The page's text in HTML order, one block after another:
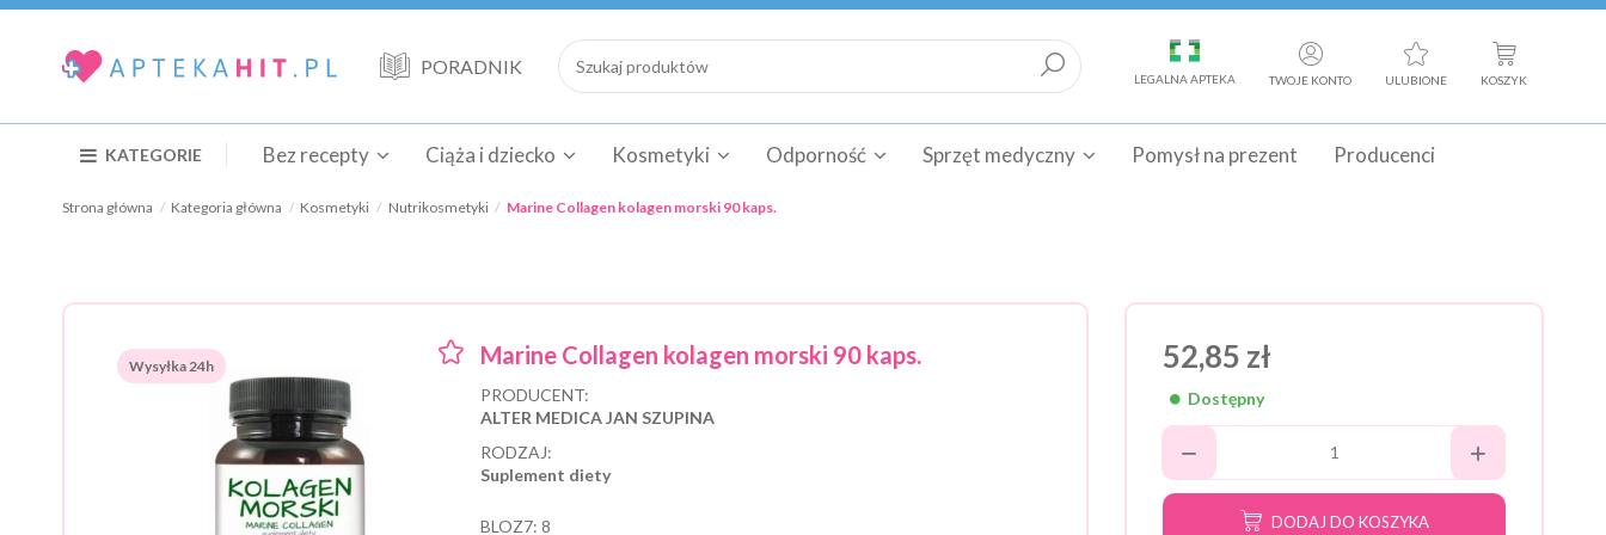
TWOJE KONTO
LEGALNA APTEKA ULUBIONE KOSZYK
PORADNIK
KATEGORIE Bez recepty Ciąża i dziecko Kosmetyki Odporność Sprzęt medyczny Pomysł na prezent Producenci
Strona główna Kategoria główna Kosmetyki Nutrikosmetyki Marine Collagen kolagen morski 90 kaps.
Wysyłka 24h Marine Collagen kolagen morski 90 kaps.
PRODUCENT:
ALTER MEDICA JAN SZUPINA
RODZAJ:
Suplement diety
BLOZ7: 8
52,85 zł
Dostępny
DODAJ DO KOSZYKA